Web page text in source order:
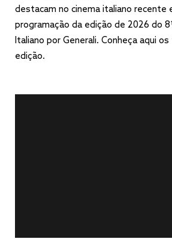
destacam no cinema italiano recente
programação da edição de 2026 do
Italiano por Generali. Conheça aqui
edição.